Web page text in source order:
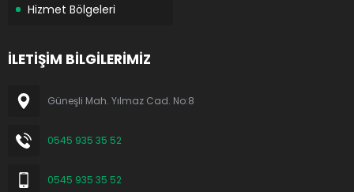
Hizmet Bölgeleri
İLETİŞİM BİLGİLERİMİZ
Güneşli Mah. Yılmaz Cad. No:8
0545 935 35 52
0545 935 35 52